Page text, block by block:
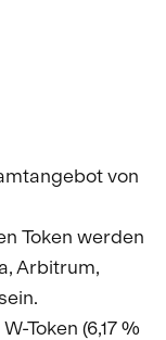
von
Token werden
Arbitrum,
Token (6,17 %